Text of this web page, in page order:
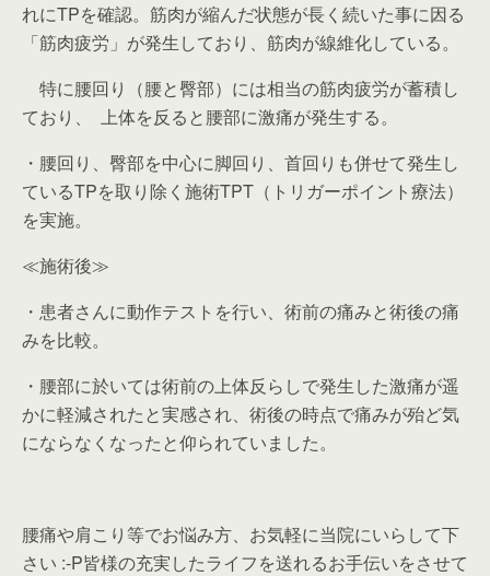
れにTPを確認。筋肉が縮んだ状態が長く続いた事に因る
「筋肉疲労」が発生しており、筋肉が線維化している。
特に腰回り（腰と臀部）には相当の筋肉疲労が蓄積し
ており、
上体を反ると腰部に激痛が発生する。
・腰回り、臀部を中心に脚回り、首回りも併せて発生し
ているTPを取り除く施術TPT（トリガーポイント療法）
を実施。
≪施術後≫
・患者さんに動作テストを行い、術前の痛みと術後の痛
みを比較。
・腰部に於いては術前の上体反らしで発生した激痛が遥
かに軽減されたと実感され、術後の時点で痛みが殆ど気
にならなくなったと仰られていました。
腰痛や肩こり等でお悩み方、お気軽に当院にいらして下
さい :-P皆様の充実したライフを送れるお手伝いをさせて